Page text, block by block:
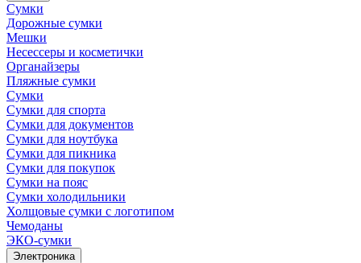
Сумки
Дорожные сумки
Мешки
Несессеры и косметички
Органайзеры
Пляжные сумки
Сумки
Сумки для спорта
Сумки для документов
Сумки для ноутбука
Сумки для пикника
Сумки для покупок
Сумки на пояс
Сумки холодильники
Холщовые сумки с логотипом
Чемоданы
ЭКО-сумки
Электроника